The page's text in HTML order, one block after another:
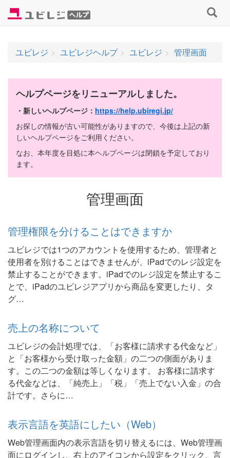
テ
検
索
る
ユビレジ ユビレジヘルプ ユビレジ 管理画面
ヘルプページをリニューアルしました。
・新しいヘルプページ： https://help.ubiregi.jp/
お探しの情報が古い可能性がありますので、今後は上記の新
しいヘルプページをご利用ください。
なお、本年度を目処に本ヘルプページは閉鎖を予定しており
ます。
管理画面
管理権限を分けることはできますか
ユビレジでは1つのアカウントを使用するため、管理者と
使用者を別けることはできませんが、iPadでのレジ設定を
禁止することができます。iPadでのレジ設定を禁止するこ
とで、iPadのユビレジアプリから商品を変更したり、タ
グ…
売上の名称について
ユビレジの会計処理では、「お客様に請求する代金など」
と「お客様から受け取った金額」の二つの側面がありま
す。この二つの金額は等しくなります。 お客様に請求す
る代金などは、「純売上」「税」「売上でない入金」の合
計です。さらに…
表示言語を英語にしたい（Web）
Web管理画面内の表示言語を切り替えるには、Web管理画
面にログインし、右上のアイコンから設定をクリック、言